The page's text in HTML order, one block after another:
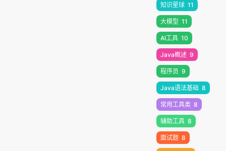
知识星球 11
大模型 11
AI工具 10
Java概述 9
程序员 9
Java语法基础 8
常用工具类 8
辅助工具 8
面试题 8